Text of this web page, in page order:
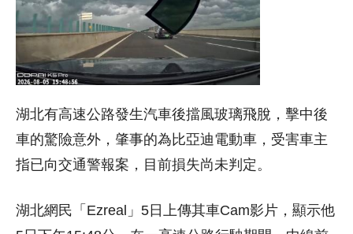
湖北有高速公路發生汽車後擋風玻璃飛脫，擊中後
車的驚險意外，肇事的為比亞迪電動車，受害車主
指已向交通警報案，目前損失尚未判定。
湖北網民「Ezreal」5日上傳其車Cam影片，顯示他